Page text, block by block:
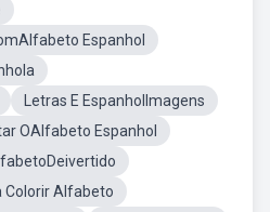
Espanhol
Letras E EspanholImagens
OAlfabeto Espanhol
Colorir Alfabeto